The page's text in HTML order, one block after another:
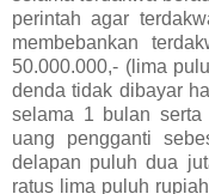
perintah agar
membebankan
50.000.000,- (lima
denda tidak dibayar
selama 1 bulan serta
uang pengganti
delapan puluh dua
ratus lima puluh